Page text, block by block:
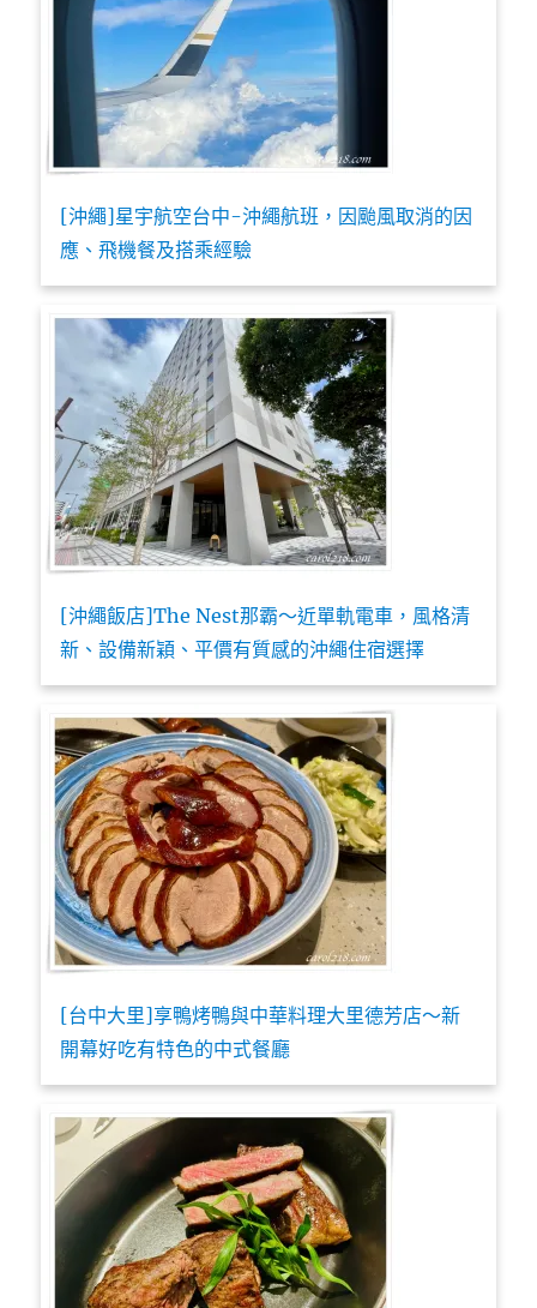
[沖繩]星宇航空台中-沖繩航班，因颱風取消的因
應、飛機餐及搭乘經驗
[沖繩飯店]The Nest那霸～近單軌電車，風格清
新、設備新穎、平價有質感的沖繩住宿選擇
[台中大里]享鴨烤鴨與中華料理大里德芳店～新
開幕好吃有特色的中式餐廳